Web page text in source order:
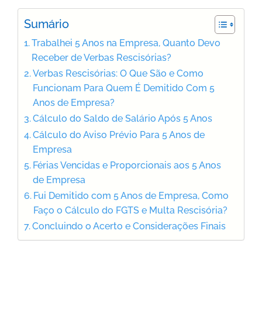
Sumário
Trabalhei 5 Anos na Empresa, Quanto Devo
Receber de Verbas Rescisórias?
Verbas Rescisórias: O Que São e Como
Funcionam Para Quem É Demitido Com 5
Anos de Empresa?
Cálculo do Saldo de Salário Após 5 Anos
Cálculo do Aviso Prévio Para 5 Anos de
Empresa
Férias Vencidas e Proporcionais aos 5 Anos
de Empresa
Fui Demitido com 5 Anos de Empresa, Como
Faço o Cálculo do FGTS e Multa Rescisória?
Concluindo o Acerto e Considerações Finais